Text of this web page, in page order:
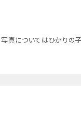
真についてはひかりの